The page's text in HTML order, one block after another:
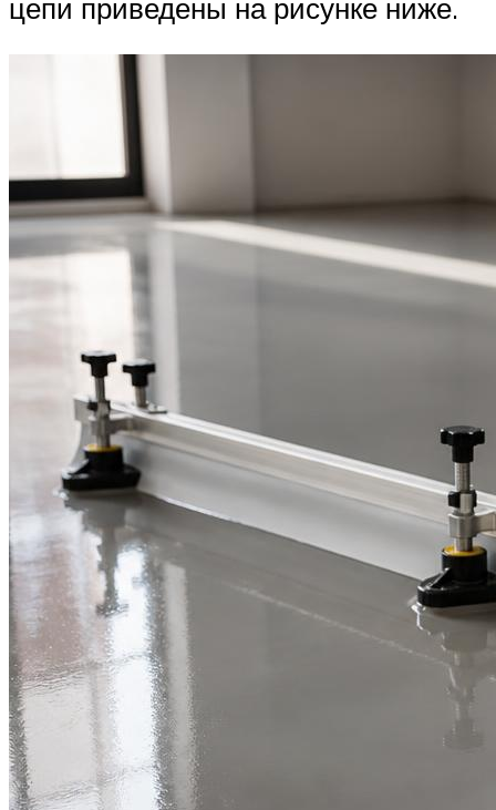
цепи приведены на рисунке ниже.